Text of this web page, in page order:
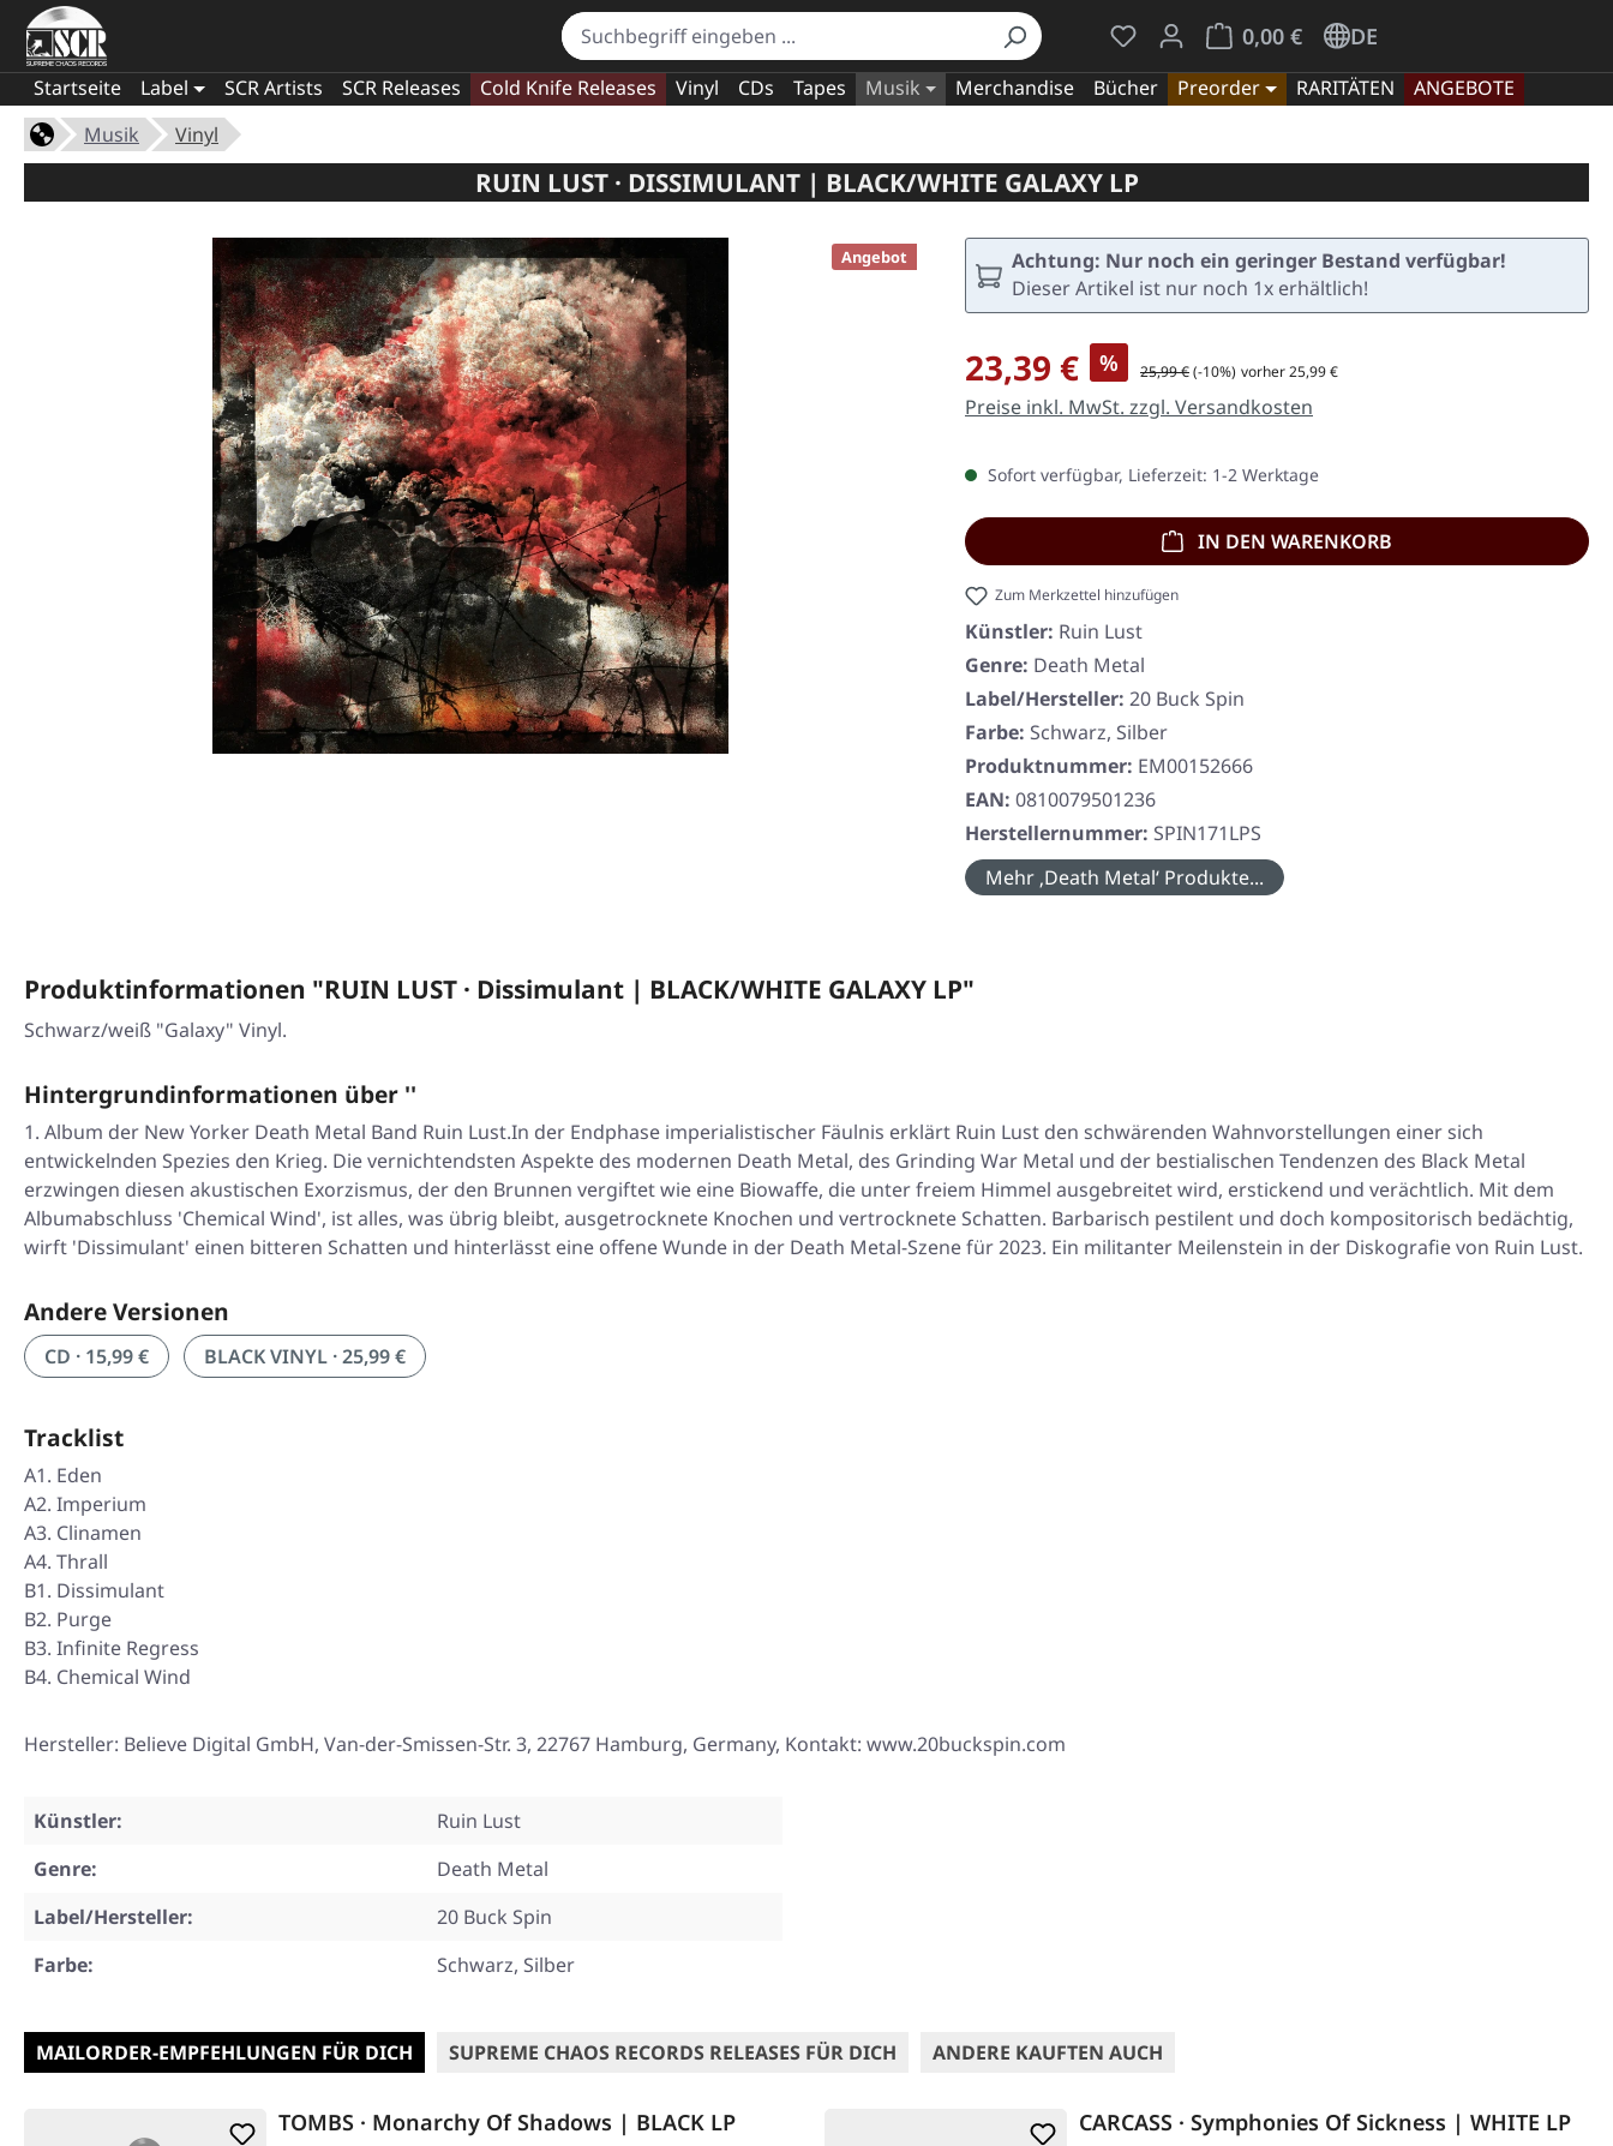
Du hast 0 Produkte auf dem Merkzettel
0,00 €
Warenkorb enthält 0 Positionen. Der
DE
Startseite Label SCR Artists SCR Releases Cold Knife Releases Vinyl CDs Tapes Musik Merchandise Bücher Preorder RARITÄTEN
ANGEBOTE
Musik
Vinyl
RUIN LUST · DISSIMULANT | BLACK/WHITE GALAXY LP
Angebot
Achtung: Nur noch ein geringer Bestand verfügbar!
Dieser Artikel ist nur noch 1x erhältlich!
Verkaufspreis:
23,39 € % Regulärer Preis:
25,99 €(-10%) vorher 25,99 €
Preise inkl. MwSt. zzgl. Versandkosten
Sofort verfügbar, Lieferzeit: 1-2 Werktage
IN DEN WARENKORB
Zum Merkzettel hinzufügen
Künstler: Ruin Lust
Genre: Death Metal
Label/Hersteller: 20 Buck Spin
Farbe: Schwarz, Silber
Produktnummer: EM00152666
EAN: 0810079501236
Herstellernummer: SPIN171LPS
Mehr ‚Death Metal‘ Produkte...
Produktinformationen "RUIN LUST · Dissimulant | BLACK/WHITE GALAXY LP"
Schwarz/weiß "Galaxy" Vinyl.
Hintergrundinformationen über ''
Album der New Yorker Death Metal Band Ruin Lust.In der Endphase imperialistischer Fäulnis erklärt Ruin Lust den schwärenden Wahnvorstellungen einer sich
entwickelnden Spezies den Krieg. Die vernichtendsten Aspekte des modernen Death Metal, des Grinding War Metal und der bestialischen Tendenzen des Black Metal
erzwingen diesen akustischen Exorzismus, der den Brunnen vergiftet wie eine Biowaffe, die unter freiem Himmel ausgebreitet wird, erstickend und verächtlich. Mit dem
Albumabschluss 'Chemical Wind', ist alles, was übrig bleibt, ausgetrocknete Knochen und vertrocknete Schatten. Barbarisch pestilent und doch kompositorisch bedächtig,
wirft 'Dissimulant' einen bitteren Schatten und hinterlässt eine offene Wunde in der Death Metal-Szene für 2023. Ein militanter Meilenstein in der Diskografie von Ruin Lust.
Andere Versionen
CD · 15,99 € BLACK VINYL · 25,99 €
Tracklist
A1. Eden
A2. Imperium
A3. Clinamen
A4. Thrall
B1. Dissimulant
B2. Purge
B3. Infinite Regress
B4. Chemical Wind
Hersteller: Believe Digital GmbH, Van-der-Smissen-Str. 3, 22767 Hamburg, Germany, Kontakt: www.20buckspin.com
Künstler:
Ruin Lust
Genre:
Death Metal
Label/Hersteller:
20 Buck Spin
Farbe:
Schwarz, Silber
MAILORDER-EMPFEHLUNGEN FÜR DICH SUPREME CHAOS RECORDS RELEASES FÜR DICH ANDERE KAUFTEN AUCH
TOMBS · Monarchy Of Shadows | BLACK LP CARCASS · Symphonies Of Sickness | WHITE LP